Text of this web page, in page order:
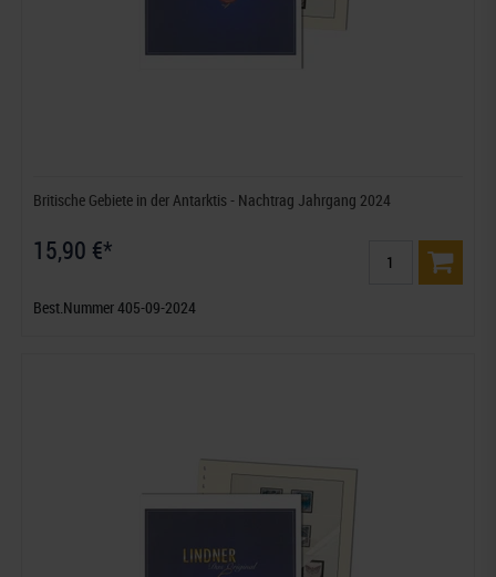
Britische Gebiete in der Antarktis - Nachtrag Jahrgang 2024
15,90 €*
Best.Nummer 405-09-2024